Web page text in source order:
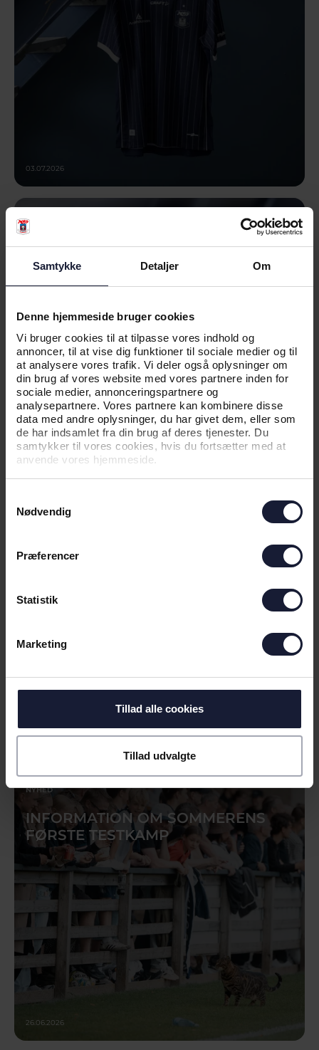
Samtykke Detaljer Om
Denne hjemmeside bruger cookies
Vi bruger cookies til at tilpasse vores indhold og
annoncer, til at vise dig funktioner til sociale medier og til
at analysere vores trafik. Vi deler også oplysninger om
din brug af vores website med vores partnere inden for
sociale medier, annonceringspartnere og
analysepartnere. Vores partnere kan kombinere disse
data med andre oplysninger, du har givet dem, eller som
de har indsamlet fra din brug af deres tjenester. Du
samtykker til vores cookies, hvis du fortsætter med at
anvende vores hjemmeside.
Nødvendig
Præferencer
Statistik
Marketing
Tillad alle cookies
Tillad udvalgte
03.07.2026
NYHED
VÆR MED NÅR VI LANCERER
UDEBANETRØJEN 26/27
01.07.2026
SØNDAG
30.06.2026
NYHED
INFORMATION OM SOMMERENS
FØRSTE TESTKAMP
26.06.2026